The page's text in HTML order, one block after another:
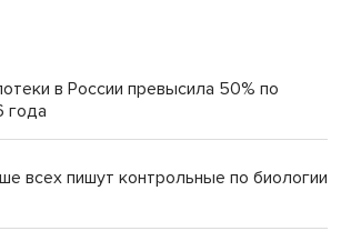
в России превысила 50% по
года
всех пишут контрольные по биологии